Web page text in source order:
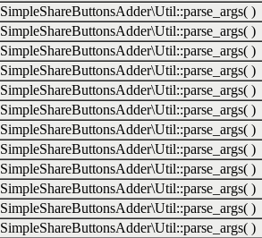
SimpleShareButtonsAdder\Util::parse_args( )
SimpleShareButtonsAdder\Util::parse_args( )
SimpleShareButtonsAdder\Util::parse_args( )
SimpleShareButtonsAdder\Util::parse_args( )
SimpleShareButtonsAdder\Util::parse_args( )
SimpleShareButtonsAdder\Util::parse_args( )
SimpleShareButtonsAdder\Util::parse_args( )
SimpleShareButtonsAdder\Util::parse_args( )
SimpleShareButtonsAdder\Util::parse_args( )
SimpleShareButtonsAdder\Util::parse_args( )
SimpleShareButtonsAdder\Util::parse_args( )
SimpleShareButtonsAdder\Util::parse_args( )